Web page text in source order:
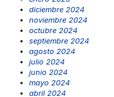
diciembre 2024
noviembre 2024
octubre 2024
septiembre 2024
agosto 2024
julio 2024
junio 2024
mayo 2024
abril 2024